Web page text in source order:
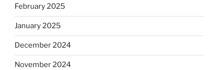
February 2025
January 2025
December 2024
November 2024